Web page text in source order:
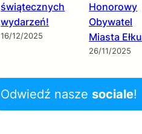
świątecznych
wydarzeń!
16/12/2025
Honorowy
Obywatel
Miasta Ełku
26/11/2025
Odwiedź naszesociale!